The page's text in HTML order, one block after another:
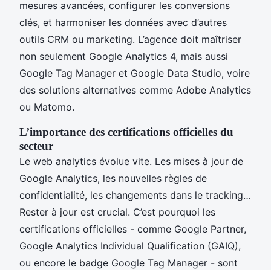
mesures avancées, configurer les conversions
clés, et harmoniser les données avec d’autres
outils CRM ou marketing. L’agence doit maîtriser
non seulement Google Analytics 4, mais aussi
Google Tag Manager et Google Data Studio, voire
des solutions alternatives comme Adobe Analytics
ou Matomo.
L’importance des certifications officielles du
secteur
Le web analytics évolue vite. Les mises à jour de
Google Analytics, les nouvelles règles de
confidentialité, les changements dans le tracking…
Rester à jour est crucial. C’est pourquoi les
certifications officielles - comme Google Partner,
Google Analytics Individual Qualification (GAIQ),
ou encore le badge Google Tag Manager - sont